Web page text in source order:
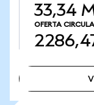
33,34
OFERTA